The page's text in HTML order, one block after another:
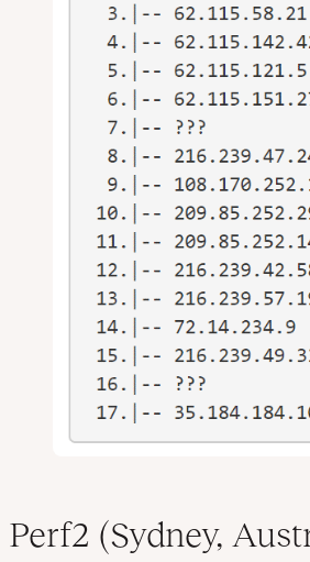
Perf2 (Sydney,